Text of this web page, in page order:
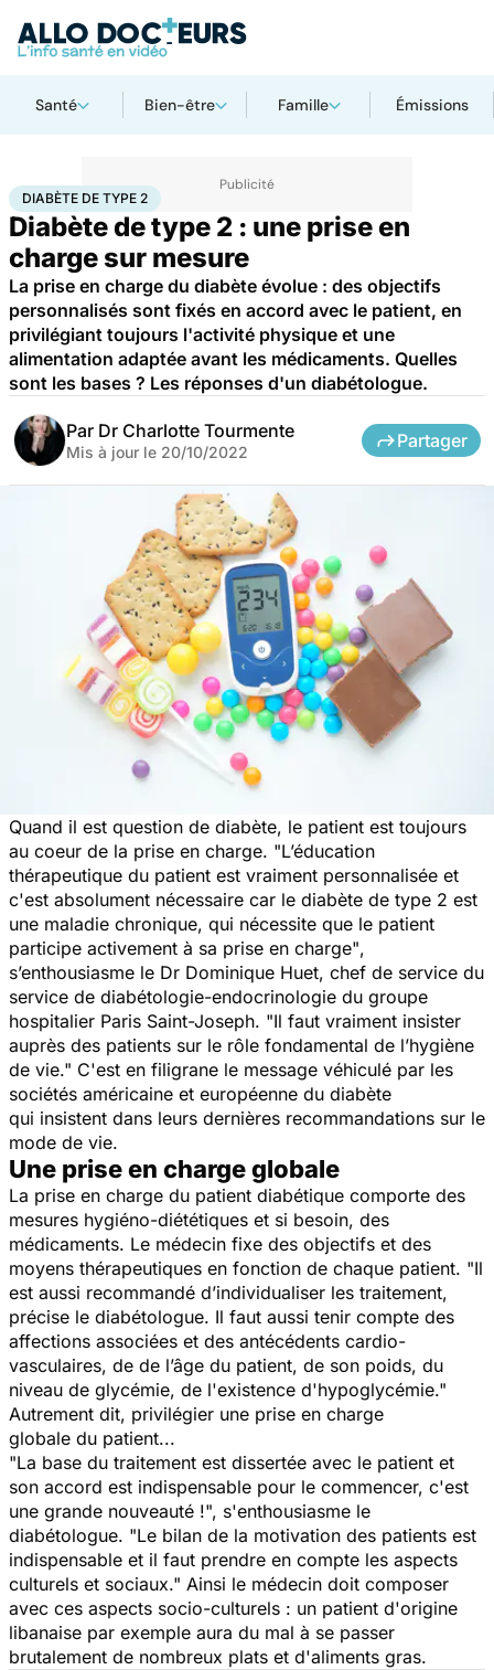
Santé Bien-être Famille Émissions
AccueilSantéMaladies Diabète de type 2
DIABÈTE DE TYPE 2
Diabète de type 2 : une prise en
charge sur mesure
La prise en charge du diabète évolue : des objectifs
personnalisés sont fixés en accord avec le patient, en
privilégiant toujours l'activité physique et une
alimentation adaptée avant les médicaments. Quelles
sont les bases ? Les réponses d'un diabétologue.
Par Dr Charlotte Tourmente
Mis à jour le 20/10/2022
Partager
Quand il est question de diabète, le patient est toujours
au coeur de la prise en charge. "L’éducation
thérapeutique du patient est vraiment personnalisée et
c'est absolument nécessaire car le diabète de type 2 est
une maladie chronique, qui nécessite que le patient
participe activement à sa prise en charge",
s’enthousiasme le Dr Dominique Huet, chef de service du
service de diabétologie-endocrinologie du groupe
hospitalier Paris Saint-Joseph. "Il faut vraiment insister
auprès des patients sur le rôle fondamental de l’hygiène
de vie." C'est en filigrane le message véhiculé par les
sociétés américaine et européenne du diabète
qui insistent dans leurs dernières recommandations sur le
mode de vie.
Une prise en charge globale
La prise en charge du patient diabétique comporte des
mesures hygiéno-diététiques et si besoin, des
médicaments. Le médecin fixe des objectifs et des
moyens thérapeutiques en fonction de chaque patient. "Il
est aussi recommandé d’individualiser les traitement,
précise le diabétologue. Il faut aussi tenir compte des
affections associées et des antécédents cardio-
vasculaires, de de l’âge du patient, de son poids, du
niveau de glycémie, de l'existence d'hypoglycémie."
Autrement dit, privilégier une prise en charge
globale du patient...
"La base du traitement est dissertée avec le patient et
son accord est indispensable pour le commencer, c'est
une grande nouveauté !", s'enthousiasme le
diabétologue. "Le bilan de la motivation des patients est
indispensable et il faut prendre en compte les aspects
culturels et sociaux." Ainsi le médecin doit composer
avec ces aspects socio-culturels : un patient d'origine
libanaise par exemple aura du mal à se passer
brutalement de nombreux plats et d'aliments gras.